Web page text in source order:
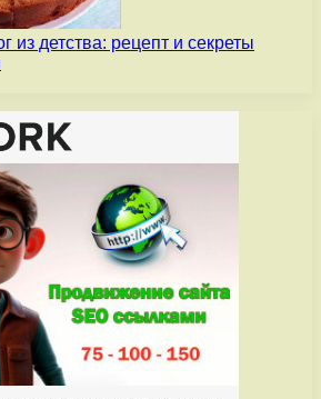
из детства: рецепт и секреты